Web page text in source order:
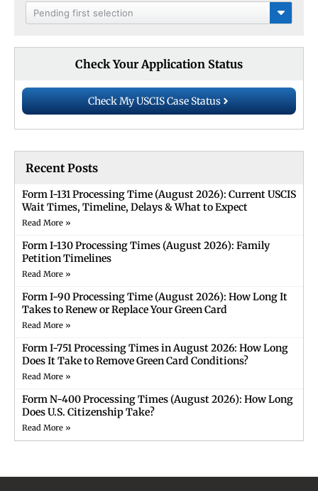
Pending first selection
Check Your Application Status
Check My USCIS Case Status
Recent Posts
Form I-131 Processing Time (August 2026): Current USCIS
Wait Times, Timeline, Delays & What to Expect
Read More »
Form I-130 Processing Times (August 2026): Family
Petition Timelines
Read More »
Form I-90 Processing Time (August 2026): How Long It
Takes to Renew or Replace Your Green Card
Read More »
Form I-751 Processing Times in August 2026: How Long
Does It Take to Remove Green Card Conditions?
Read More »
Form N-400 Processing Times (August 2026): How Long
Does U.S. Citizenship Take?
Read More »